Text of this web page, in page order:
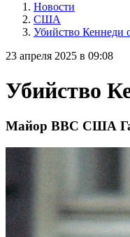
Новости
США
Убийство Кеннеди
23 апреля 2025 в 09:08
Убийство
Майор ВВС США